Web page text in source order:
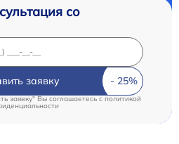
со
заявку
заявку" Вы соглашаетесь cполитикой